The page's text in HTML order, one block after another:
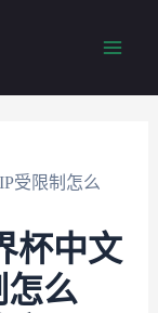
受限制怎么
杯中文
怎么